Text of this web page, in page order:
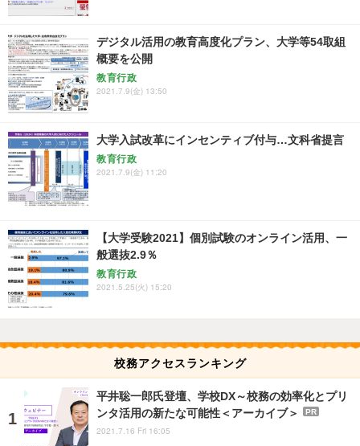
デジタル活用の教育高度化プラン、大学等54取組
概要を公開
教育行政
2021.7.9(金) 13:50
大学入試改革にインセンティブ付与…文科省提言
教育行政
2021.7.9(金) 11:20
【大学受験2021】個別試験のオンライン活用、一
般選抜2.9％
教育行政
2021.5.25(火) 15:20
校務アクセスランキング
平井聡一郎氏登壇、学校DX～校務の効率化とプリ
ンタ活用の新たな可能性＜アーカイブ＞
PR
2021.7.16 Fri 16:05